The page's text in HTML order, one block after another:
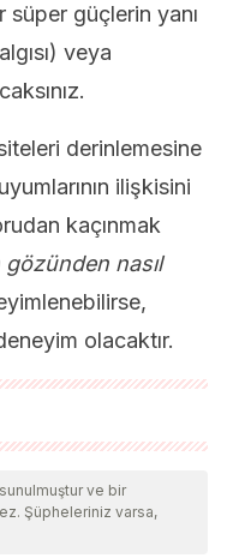
güçlerin yanı
veya
derinlemesine
ilişkisini
kaçınmak
gözünden nasıl
olacaktır.
güvenilirliklerini,
için ekibimiz
makalenin bibliyografisi
ve bir
Şüpheleriniz varsa,